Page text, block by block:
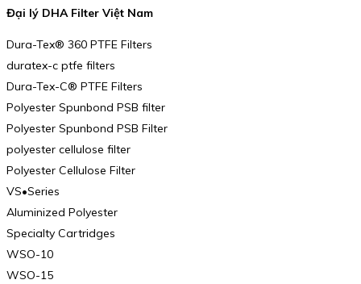
Đại lý DHA Filter Việt Nam
Dura-Tex® 360 PTFE Filters
duratex-c ptfe filters
Dura-Tex-C® PTFE Filters
Polyester Spunbond PSB filter
Polyester Spunbond PSB Filter
polyester cellulose filter
Polyester Cellulose Filter
VS•Series
Aluminized Polyester
Specialty Cartridges
WSO-10
WSO-15